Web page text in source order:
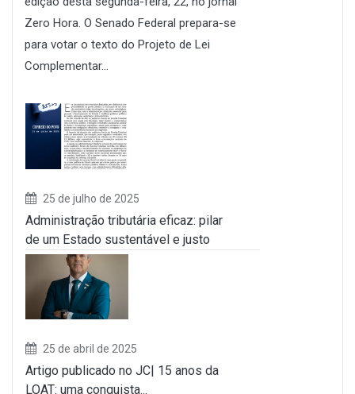
Zero Hora. O Senado Federal prepara-se
para votar o texto do Projeto de Lei
Complementar...
25 de julho de 2025
Administração tributária eficaz: pilar
de um Estado sustentável e justo
25 de abril de 2025
Artigo publicado no JC| 15 anos da
LOAT: uma conquista...